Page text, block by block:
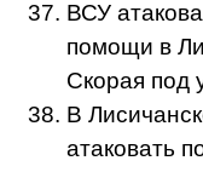
ВСУ
помощи в
Скорая под
В
атаковать